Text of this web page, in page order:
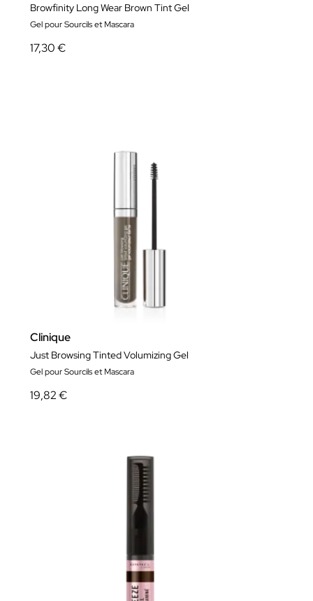
Browfinity Long Wear Brown Tint Gel
Gel pour Sourcils et Mascara
17,30 €
Clinique
Just Browsing Tinted Volumizing Gel
Gel pour Sourcils et Mascara
19,82 €